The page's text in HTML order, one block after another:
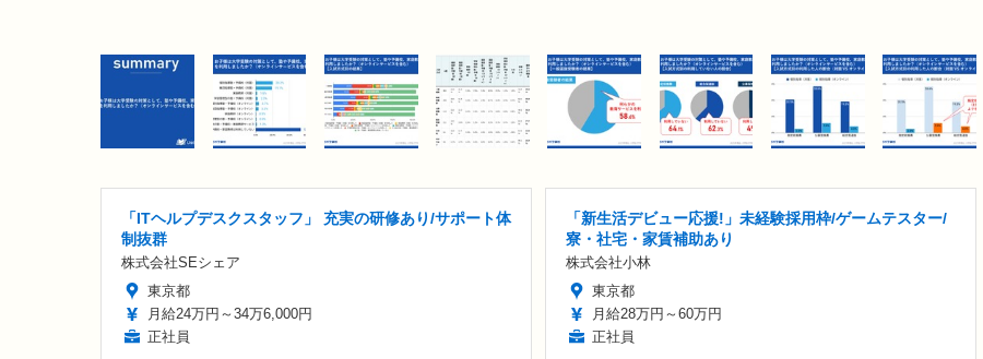
「ITヘルプデスクスタッフ」 充実の研修あり/サポート体
制抜群
株式会社SEシェア
東京都
月給24万円～34万6,000円
正社員
「新生活デビュー応援!」未経験採用枠/ゲームテスター/
寮・社宅・家賃補助あり
株式会社小林
東京都
月給28万円～60万円
正社員